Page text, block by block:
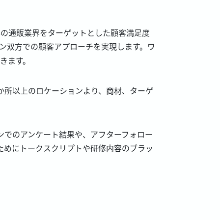
通販業界をターゲットとした顧客満足度
双方での顧客アプローチを実現します。ワ
す。
以上のロケーションより、商材、ターゲ
のアンケート結果や、アフターフォロー
にトークスクリプトや研修内容のブラッ